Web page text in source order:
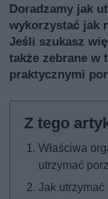
Doradzamy jak
wykorzystać jak
Jeśli szukasz
także zebrane w
praktycznymi
Właściwa
utrzymać
Jak